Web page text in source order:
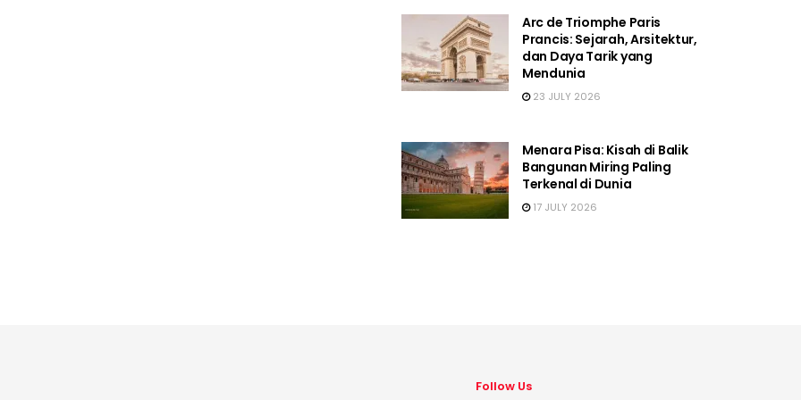
Arc de Triomphe Paris
Prancis: Sejarah, Arsitektur,
dan Daya Tarik yang
Mendunia
23 JULY 2026
Menara Pisa: Kisah di Balik
Bangunan Miring Paling
Terkenal di Dunia
17 JULY 2026
Follow Us